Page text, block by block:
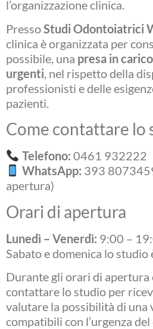
l’organizzazione clinica.
Presso Studi Odontoiatrici
clinica è organizzata per
possibile, una presa in
urgenti , nel rispetto della
professionisti e delle
pazienti.
Come contattare lo
Telefono: 0461 932222
WhatsApp: 393
apertura)
Orari di apertura
Lunedì – Venerdì: 9:00 –
Sabato e domenica lo studio
Durante gli orari di apertura
contattare lo studio per
valutare la possibilità di una
compatibili con l’urgenza del